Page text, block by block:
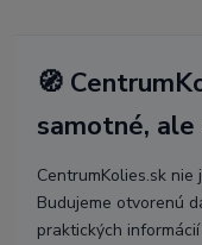
🧭
samotné,
CentrumKolies.sk
Budujeme otvorenú
praktických